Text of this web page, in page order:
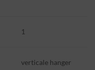
1
verticale hanger